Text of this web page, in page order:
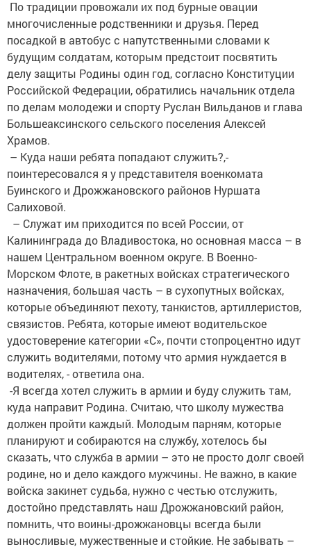
По традиции провожали их под бурные овации
многочисленные родственники и друзья. Перед
посадкой в автобус с напутственными словами к
будущим солдатам, которым предстоит посвятить
делу защиты Родины один год, согласно Конституции
Российской Федерации, обратились начальник отдела
по делам молодежи и спорту Руслан Вильданов и глава
Большеаксинского сельского поселения Алексей
Храмов.
– Куда наши ребята попадают служить?,-
поинтересовался я у представителя военкомата
Буинского и Дрожжановского районов Нуршата
Салиховой.
– Служат им приходится по всей России, от
Калининграда до Владивостока, но основная масса – в
нашем Центральном военном округе. В Военно-
Морском Флоте, в ракетных войсках стратегического
назначения, большая часть – в сухопутных войсках,
которые объединяют пехоту, танкистов, артиллеристов,
связистов. Ребята, которые имеют водительское
удостоверение категории «С», почти стопроцентно идут
служить водителями, потому что армия нуждается в
водителях, - ответила она.
-Я всегда хотел служить в армии и буду служить там,
куда направит Родина. Считаю, что школу мужества
должен пройти каждый. Молодым парням, которые
планируют и собираются на службу, хотелось бы
сказать, что служба в армии – это не просто долг своей
родине, но и дело каждого мужчины. Не важно, в какие
войска закинет судьба, нужно с честью отслужить,
достойно представлять наш Дрожжановский район,
помнить, что воины-дрожжановцы всегда были
выносливые, мужественные и стойкие. Не забывать –